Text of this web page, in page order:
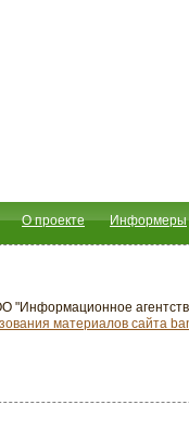
О проекте Информеры
"Информационное
материалов сайта